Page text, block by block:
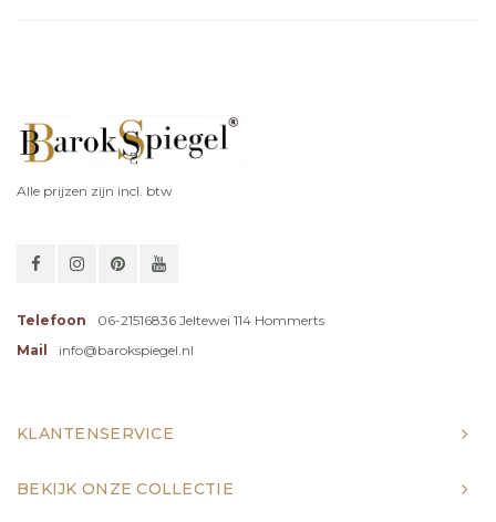
Alle prijzen zijn incl. btw
Telefoon
06-21516836 Jeltewei 114 Hommerts
Mail
info@barokspiegel.nl
KLANTENSERVICE
BEKIJK ONZE COLLECTIE